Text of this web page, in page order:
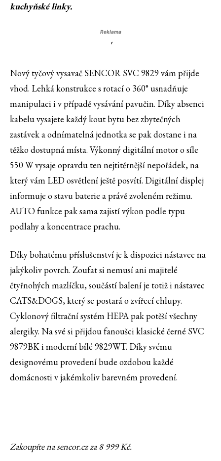
kuchyňské linky.
Reklama
'
Nový tyčový vysavač SENCOR SVC 9829 vám přijde
vhod. Lehká konstrukce s rotací o 360° usnadňuje
manipulaci i v případě vysávání pavučin. Díky absenci
kabelu vysajete každý kout bytu bez zbytečných
zastávek a odnímatelná jednotka se pak dostane i na
těžko dostupná místa. Výkonný digitální motor o síle
550 W vysaje opravdu ten nejtitěrnější nepořádek, na
který vám LED osvětlení ještě posvítí. Digitální displej
informuje o stavu baterie a právě zvoleném režimu.
AUTO funkce pak sama zajistí výkon podle typu
podlahy a koncentrace prachu.
Díky bohatému příslušenství je k dispozici nástavec na
jakýkoliv povrch. Zoufat si nemusí ani majitelé
čtyřnohých mazlíčku, součástí balení je totiž i nástavec
CATS&DOGS, který se postará o zvířecí chlupy.
Cyklonový filtrační systém HEPA pak potěší všechny
alergiky. Na své si přijdou fanoušci klasické černé SVC
9879BK i moderní bílé 9829WT. Díky svému
designovému provedení bude ozdobou každé
domácnosti v jakémkoliv barevném provedení.
Zakoupíte na sencor.cz za 8 999 Kč.